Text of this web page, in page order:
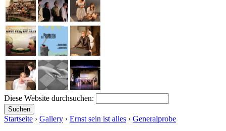
Diese Website durchsuchen:
Startseite › Gallery › Ernst sein ist alles › Generalprobe